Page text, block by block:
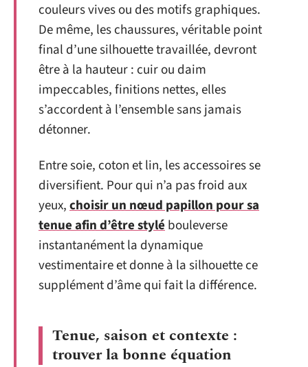
couleurs vives ou des motifs graphiques.
De même, les chaussures, véritable point
final d’une silhouette travaillée, devront
être à la hauteur : cuir ou daim
impeccables, finitions nettes, elles
s’accordent à l’ensemble sans jamais
détonner.
Entre soie, coton et lin, les accessoires se
diversifient. Pour qui n’a pas froid aux
yeux,choisir un nœud papillon pour sa
tenue afin d’être stylébouleverse
instantanément la dynamique
vestimentaire et donne à la silhouette ce
supplément d’âme qui fait la différence.
Tenue, saison et contexte :
trouver la bonne équation